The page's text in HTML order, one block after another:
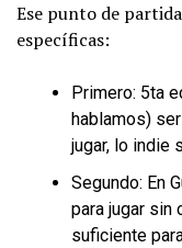
Ese punto de
específicas:
Primero: 5ta
hablamos)
jugar, lo indie
Segundo: En
para jugar sin
suficiente